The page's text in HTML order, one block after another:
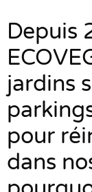
Depuis
jardins
pour
dans